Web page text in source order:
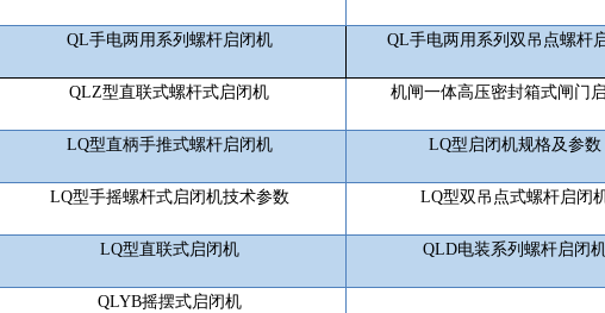
QL手电两用系列螺杆启闭机 QL手电两用系列双吊点螺杆
QLZ型直联式螺杆式启闭机 机闸一体高压密封箱式闸门
LQ型直柄手推式螺杆启闭机 LQ型启闭机规格及参数
LQ型手摇螺杆式启闭机技术参数 LQ型双吊点式螺杆启闭
LQ型直联式启闭机 QLD电装系列螺杆启闭
QLYB摇摆式启闭机